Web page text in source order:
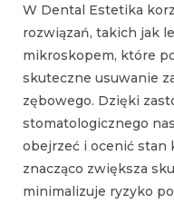
W Dental Estetika
rozwiązań, takich jak
mikroskopem, które
skuteczne usuwanie
zębowego. Dzięki
stomatologicznego
obejrzeć i ocenić stan
znacząco zwiększa
minimalizuje ryzyko